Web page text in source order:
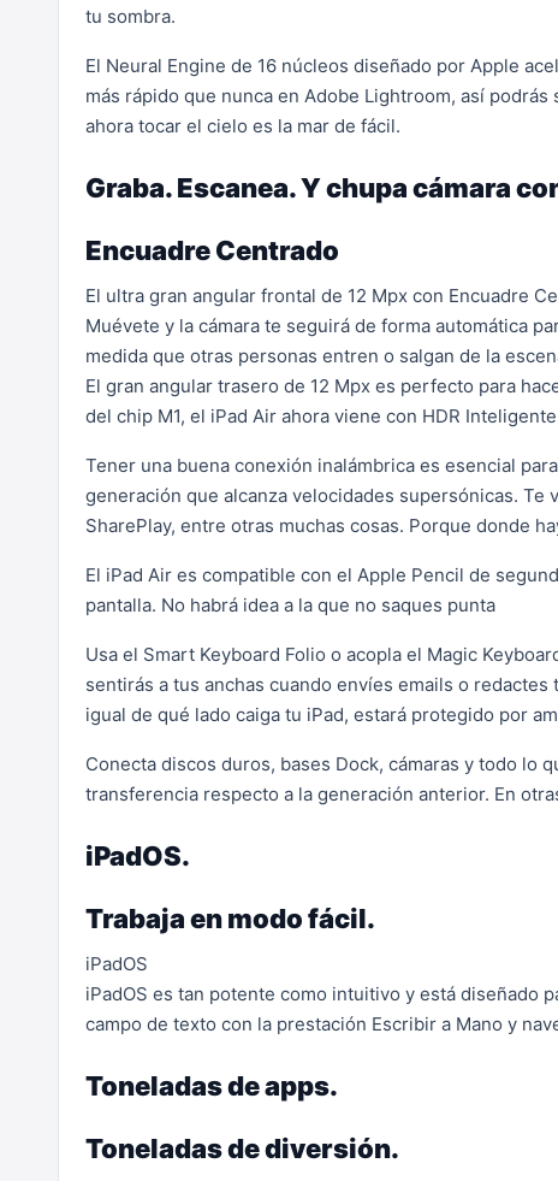
tu sombra.
El Neural Engine de 16 núcleos diseñado por Apple
más rápido que nunca en Adobe Lightroom, así
ahora tocar el cielo es la mar de fácil.
Graba. Escanea. Y chupa cámara
Encuadre Centrado
El ultra gran angular frontal de 12 Mpx con Encuadre
Muévete y la cámara te seguirá de forma automática
medida que otras personas entren o salgan de la
El gran angular trasero de 12 Mpx es perfecto para
del chip M1, el iPad Air ahora viene con HDR
Tener una buena conexión inalámbrica es esencial
generación que alcanza velocidades supersónicas.
SharePlay, entre otras muchas cosas. Porque donde
El iPad Air es compatible con el Apple Pencil de
pantalla. No habrá idea a la que no saques punta
Usa el Smart Keyboard Folio o acopla el Magic
sentirás a tus anchas cuando envíes emails o
igual de qué lado caiga tu iPad, estará protegido por
Conecta discos duros, bases Dock, cámaras y todo lo
transferencia respecto a la generación anterior. En
iPadOS.
Trabaja en modo fácil.
iPadOS
iPadOS es tan potente como intuitivo y está diseñado
campo de texto con la prestación Escribir a Mano y
Toneladas de apps.
Toneladas de diversión.